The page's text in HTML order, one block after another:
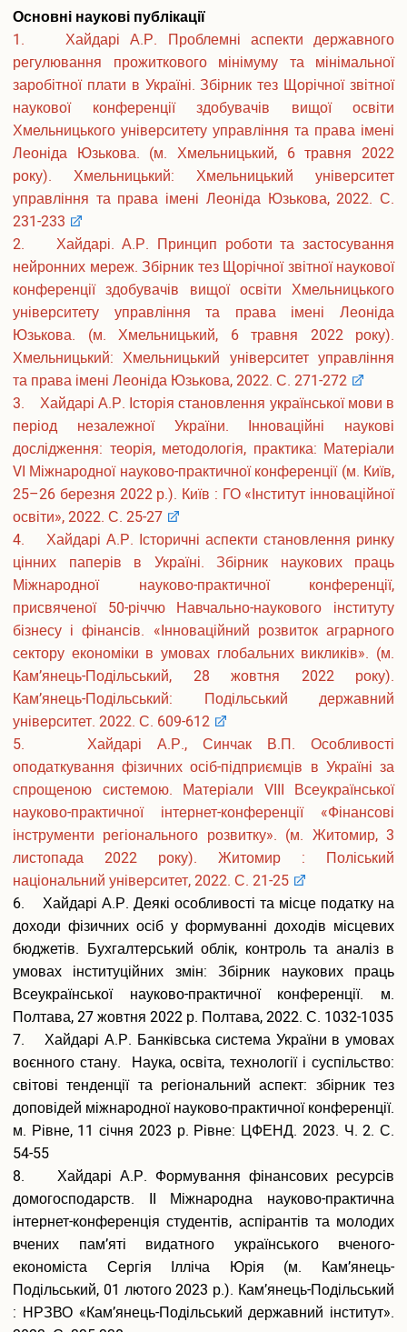
Інформація про вступ до аспірантури і докторантури
Програми вступних випробувань
Рейтингові списки
Захист персональних даних
Ваучер на навчання від центру зайнятості
Особам з особливими освітніми потребами
Військова кафедра
Проживання студентів
Освіта іноземних студентів
Оголошення
Освітній процес
Навчальні плани
Розклади занять
Електронні журнали обліку успішності
Плани гостьових лекцій
Навчально-методичне забезпечення
Студентське самоврядування
Військова кафедра
IT сервіси Університету
Офіс студента
Пам’ятаємо. Єднаємося. Переможемо!
Соціально-психологічна допомога внутрішньо переміщеним
особам
Електронна скринька довіри
Аспіранту і докторанту
Загальна інформація
Інформація про вступ до аспірантури та докторантури
Інформаційний пакет підготовки докторів філософії та
докторів наук
Вибіркові дисципліни
Педагогічна практика аспірантів
Дисертаційні дослідження, що виконуються
Перелік корисних посилань
Відповідність тем дисертацій аспірантів напрямам наукових
досліджень наукових керівників
Результати вступних випробувань
Наукова діяльність
Загальна інформація
Путівник науковця
Напрями наукових досліджень
Організація наукової діяльності молодих вчених
Наукові школи
Спеціалізована вчена рада Д70.895.02
Спеціалізована вчена рада К 70.895.02
Спеціалізована вчена рада К 70.895.01
Наукові видання
Наукометричні бази даних
Спеціалізовані вчені ради для захисту дисертацій на здобуття
ступеня доктора філософії
Конференції та наукові заходи
Шаблони документів наукової звітності
Наукова звітність
Співробітництво
Міжнародне співробітництво
Договори про співробітництво
Рада роботодавців
Академічна мобільність
Основні наукові публікації
1. Хайдарі А.Р. Проблемні аспекти державного
регулювання прожиткового мінімуму та мінімальної
заробітної плати в Україні. Збірник тез Щорічної звітної
наукової конференції здобувачів вищої освіти
Хмельницького університету управління та права імені
Леоніда Юзькова. (м. Хмельницький, 6 травня 2022
року). Хмельницький: Хмельницький університет
управління та права імені Леоніда Юзькова, 2022. С.
231-233
2. Хайдарі. А.Р. Принцип роботи та застосування
нейронних мереж. Збірник тез Щорічної звітної наукової
конференції здобувачів вищої освіти Хмельницького
університету управління та права імені Леоніда
Юзькова. (м. Хмельницький, 6 травня 2022 року).
Хмельницький: Хмельницький університет управління
та права імені Леоніда Юзькова, 2022. С. 271-272
3. Хайдарі А.Р. Історія становлення української мови в
період незалежної України. Інноваційні наукові
дослідження: теорія, методологія, практика: Матеріали
VІ Міжнародної науково-практичної конференції (м. Київ,
25–26 березня 2022 р.). Київ : ГО «Інститут інноваційної
освіти», 2022. С. 25-27
4. Хайдарі А.Р. Історичні аспекти становлення ринку
цінних паперів в Україні. Збірник наукових праць
Міжнародної науково-практичної конференції,
присвяченої 50-річчю Навчально-наукового інституту
бізнесу і фінансів. «Інноваційний розвиток аграрного
сектору економіки в умовах глобальних викликів». (м.
Кам’янець-Подільський, 28 жовтня 2022 року).
Кам’янець-Подільський: Подільський державний
університет. 2022. С. 609-612
5. Хайдарі А.Р., Синчак В.П. Особливості
оподаткування фізичних осіб-підприємців в Україні за
спрощеною системою. Матеріали VIII Всеукраїнської
науково-практичної інтернет-конференції «Фінансові
інструменти регіонального розвитку». (м. Житомир, 3
листопада 2022 року). Житомир : Поліський
національний університет, 2022. С. 21-25
6. Хайдарі А.Р. Деякі особливості та місце податку на
доходи фізичних осіб у формуванні доходів місцевих
бюджетів. Бухгалтерський облік, контроль та аналіз в
умовах інституційних змін: Збірник наукових праць
Всеукраїнської науково-практичної конференції. м.
Полтава, 27 жовтня 2022 р. Полтава, 2022. С. 1032-1035
7. Хайдарі А.Р. Банківська система України в умовах
воєнного стану. Наука, освіта, технології і суспільство:
світові тенденції та регіональний аспект: збірник тез
доповідей міжнародної науково-практичної конференції.
м. Рівне, 11 січня 2023 р. Рівне: ЦФЕНД. 2023. Ч. 2. С.
54-55
8. Хайдарі А.Р. Формування фінансових ресурсів
домогосподарств. II Міжнародна науково-практична
інтернет-конференція студентів, аспірантів та молодих
вчених пам’яті видатного українського вченого-
економіста Сергія Ілліча Юрія (м. Кам’янець-
Подільський, 01 лютого 2023 р.). Кам’янець-Подільський
: НРЗВО «Кам’янець-Подільський державний інститут».